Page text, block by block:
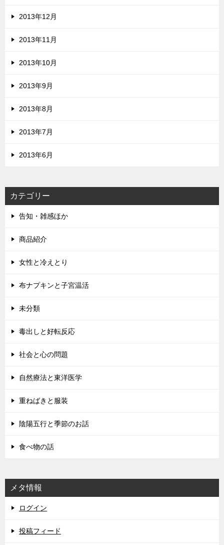
2013年12月
2013年11月
2013年10月
2013年9月
2013年8月
2013年7月
2013年6月
カテゴリー
告知・雑感ほか
商品紹介
女性と冷えとり
布ナプキンと子宮温活
未分類
毒出しと好転反応
社会と心の問題
自然療法と東洋医学
重ねばきと服装
陰陽五行と季節のお話
食べ物の話
メタ情報
ログイン
投稿フィード